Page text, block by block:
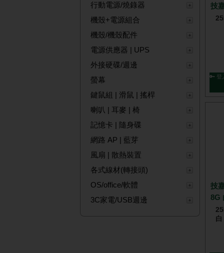
行動電源/燒錄器
機殼+電源組合
機殼/機殼配件
電源供應器 | UPS
外接硬碟/週邊
螢幕
鍵鼠組 | 滑鼠 | 搖桿
喇叭 | 耳麥 | 椅
記憶卡 | 隨身碟
網路 AP | 藍芽
風扇 | 散熱裝置
各式線材(轉接頭)
OS/office/軟體
3C家電/USB週邊
技
🔑 登
技
8G
白